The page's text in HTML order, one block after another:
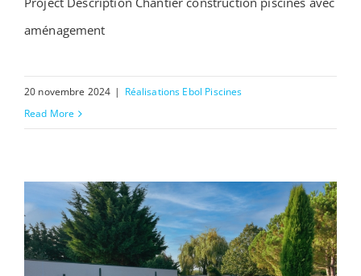
aménagement
20 novembre 2024 | Réalisations Ebol Piscines
Read More